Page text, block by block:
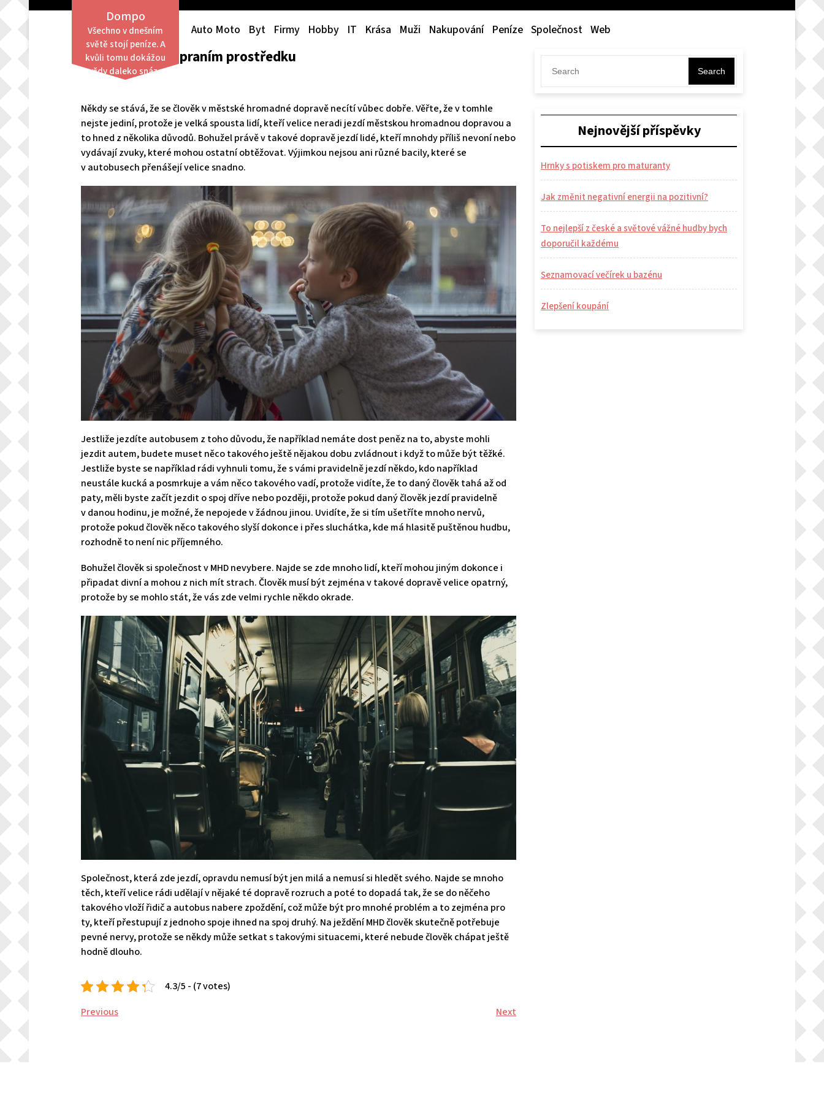
Dompo
Všechno v dnešním
světě stojí peníze. A
kvůli tomu dokážou
vždy daleko snáze
kterým není po
finanční stránce
přáno.
Auto Moto Byt Firmy Hobby IT Krása Muži Nakupování Peníze Společnost Web
Společnost v dopraním prostředku
Někdy se stává, že se člověk v městské hromadné dopravě necítí vůbec dobře. Věřte, že v tomhle
nejste jediní, protože je velká spousta lidí, kteří velice neradi jezdí městskou hromadnou dopravou a
to hned z několika důvodů. Bohužel právě v takové dopravě jezdí lidé, kteří mnohdy příliš nevoní nebo
vydávají zvuky, které mohou ostatní obtěžovat. Výjimkou nejsou ani různé bacily, které se
v autobusech přenášejí velice snadno.
Jestliže jezdíte autobusem z toho důvodu, že například nemáte dost peněz na to, abyste mohli
jezdit autem, budete muset něco takového ještě nějakou dobu zvládnout i když to může být těžké.
Jestliže byste se například rádi vyhnuli tomu, že s vámi pravidelně jezdí někdo, kdo například
neustále kucká a posmrkuje a vám něco takového vadí, protože vidíte, že to daný člověk tahá až od
paty, měli byste začít jezdit o spoj dříve nebo později, protože pokud daný člověk jezdí pravidelně
v danou hodinu, je možné, že nepojede v žádnou jinou. Uvidíte, že si tím ušetříte mnoho nervů,
protože pokud člověk něco takového slyší dokonce i přes sluchátka, kde má hlasitě puštěnou hudbu,
rozhodně to není nic příjemného.
Bohužel člověk si společnost v MHD nevybere. Najde se zde mnoho lidí, kteří mohou jiným dokonce i
připadat divní a mohou z nich mít strach.Člověk musí být zejména v takové dopravě velice opatrný,
protože by se mohlo stát, že vás zde velmi rychle někdo okrade.
Společnost, která zde jezdí, opravdu nemusí být jen milá a nemusí si hledět svého. Najde se mnoho
těch, kteří velice rádi udělají v nějaké té dopravě rozruch a poté to dopadá tak, že se do něčeho
takového vloží řidič a autobus nabere zpoždění, což může být pro mnohé problém a to zejména pro
ty, kteří přestupují z jednoho spoje ihned na spoj druhý. Na ježdění MHD člověk skutečně potřebuje
pevné nervy, protože se někdy může setkat s takovými situacemi, které nebude člověk chápat ještě
hodně dlouho.
4.3/5 - (7 votes)
Navigace
Previous
Previous
Next
Next
Search
Nejnovější příspěvky
Hrnky s potiskem pro maturanty
Jak změnit negativní energii na pozitivní?
To nejlepší z české a světové vážné hudby bych
doporučil každému
Seznamovací večírek u bazénu
Zlepšení koupání